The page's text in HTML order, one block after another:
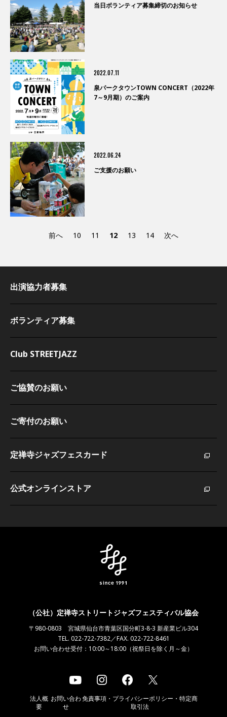
当日ボランティア募集締切のお知らせ
2022.07.11
泉パークタウンTOWN CONCERT（2022年
7～9月期）のご案内
2022.06.24
ご支援のお願い
前へ 10 11 12 13 14 次へ
出演協力者募集
ボランティア募集
Club STREETJAZZ
ご協賛のお願い
ご寄付のお願い
定禅寺ジャズフェスカード
公式オンラインストア
（公社）定禅寺ストリートジャズフェスティバル協会
〒980-0803 宮城県仙台市青葉区国分町3-8-3 新産業ビル304
TEL. 022-722-7382／FAX. 022-722-8461
お問い合わせ受付：10:00～18:00（祝祭日を除く月～金）
法人概
要
お問い合わ
せ
免責事項・プライバシーポリシー・特定商
取引法